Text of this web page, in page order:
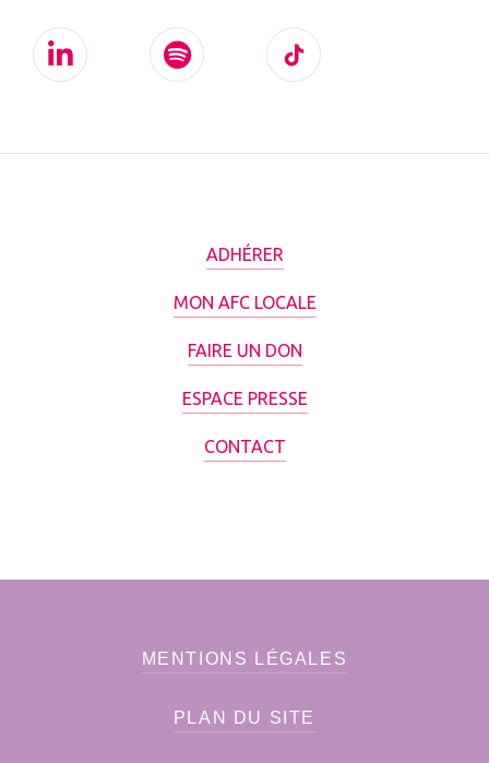
ADHÉRER
MON AFC LOCALE
FAIRE UN DON
ESPACE PRESSE
CONTACT
MENTIONS LÉGALES
PLAN DU SITE